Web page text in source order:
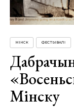
МІНСК ФЕСТЫВАЛІ
Мінску